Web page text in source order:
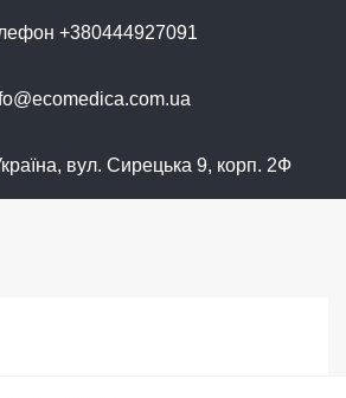
+380444927091
вул. Сирецька 9, корп. 2Ф